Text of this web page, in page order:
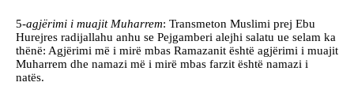
5-agjërimi i muajit Muharrem: Transmeton Muslimi prej Ebu
Hurejres radijallahu anhu se Pejgamberi alejhi salatu ue selam ka
thënë: Agjërimi më i mirë mbas Ramazanit është agjërimi i muajit
Muharrem dhe namazi më i mirë mbas farzit është namazi i
natës.